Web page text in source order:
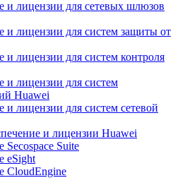
и лицензии для сетевых шлюзов
и лицензии для систем защиты от
и лицензии для систем контроля
и лицензии для систем
Huawei
лицензии для систем сетевой
и лицензии Huawei
Suite
eSight
CloudEngine